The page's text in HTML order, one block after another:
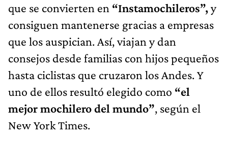
que se convierten en “Instamochileros”,y
consiguen mantenerse gracias a empresas
que los auspician. Así, viajan y dan
consejos desde familias con hijos pequeños
hasta ciclistas que cruzaron los Andes. Y
uno de ellos resultó elegido como “el
mejor mochilero del mundo”, según el
New York Times.